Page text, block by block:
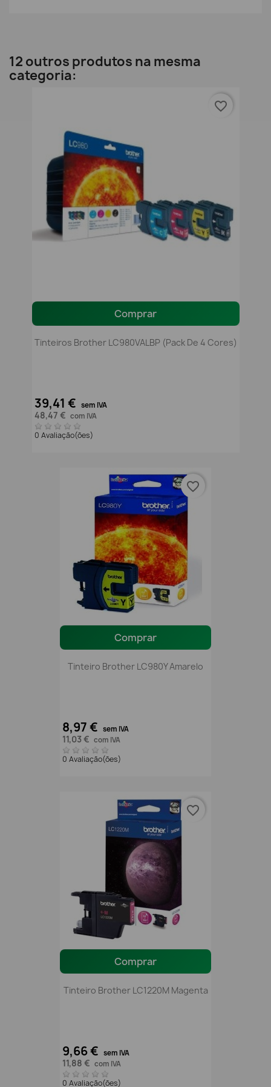
12 outros produtos na mesma
categoria:
Comprar
Tinteiros Brother LC980VALBP (pack De 4 Cores)
39,41 € sem IVA
48,47 € com IVA
0 Avaliação(ões)
favorite_border
Comprar
Tinteiro Brother LC980Y Amarelo
8,97 € sem IVA
11,03 € com IVA
0 Avaliação(ões)
favorite_border
Comprar
Tinteiro Brother LC1220M Magenta
9,66 € sem IVA
11,88 € com IVA
0 Avaliação(ões)
favorite_border